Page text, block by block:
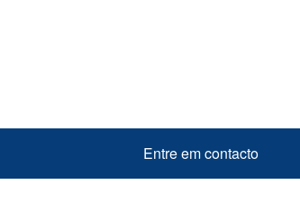
Entre em contacto